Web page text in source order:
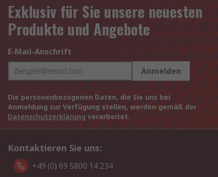
Exklusiv für Sie unsere neuesten
Produkte und Angebote
E-Mail-Anschrift
Anmelden
Die personenbezogenen Daten, die Sie uns bei
Anmeldung zur Verfügung stellen, werden gemäß der
Datenschutzerklärung verarbeitet.
Kontaktieren Sie uns:
+49 (0) 69 5800 14 234